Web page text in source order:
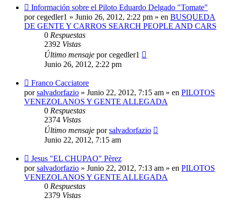
Nuevo
mensaje
Información sobre el Piloto Eduardo Delgado "Tomate"
porcegedler1 » Junio 26, 2012, 2:22 pm » en BUSQUEDA
DE GENTE Y CARROS SEARCH PEOPLE AND CARS
0 Respuestas
2392 Vistas
Último mensaje porcegedler1
Junio 26, 2012, 2:22 pm
Nuevo
mensaje
Franco Cacciatore
porsalvadorfazio » Junio 22, 2012, 7:15 am » en PILOTOS
VENEZOLANOS Y GENTE ALLEGADA
0 Respuestas
2374 Vistas
Último mensaje porsalvadorfazio
Junio 22, 2012, 7:15 am
Nuevo
mensaje
Jesus "EL CHUPAO" Pèrez
porsalvadorfazio » Junio 22, 2012, 7:13 am » en PILOTOS
VENEZOLANOS Y GENTE ALLEGADA
0 Respuestas
2379 Vistas